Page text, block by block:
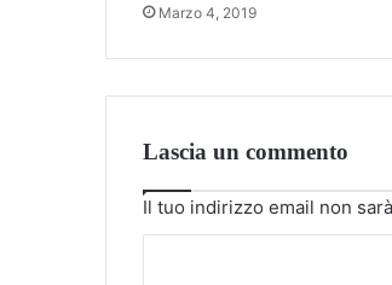
Marzo 4, 2019
Lascia un commento
Il tuo indirizzo email non